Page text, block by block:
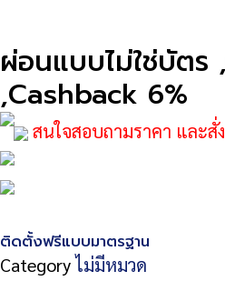
ผ่อนแบบไม่ใช่บัตร
,Cashback 6%
สนใจสอบถามราคา และสั่
ติดตั้งฟรีแบบมาตรฐาน
Categoryไม่มีหมวด